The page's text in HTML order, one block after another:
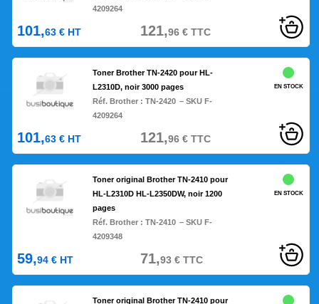
4209264
101,63 € HT 121,96€TTC
Toner Brother TN-2420 pour HL-
L2310D, noir 3000 pages
Réf. Brother :TN-2420 – SKU F-
4209264
EN STOCK
101,63 € HT 121,96€TTC
Toner original Brother TN-2410 pour
HL-L2310D HL-L2350DW, noir 1200
pages
Réf. Brother :TN-2410 – SKU F-
4209348
EN STOCK
59,94 € HT 71,93€TTC
Toner original Brother TN-2410 pour